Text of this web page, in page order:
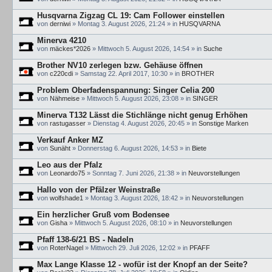
Husqvarna Zigzag CL 19: Cam Follower einstellen
von derniwi » Montag 3. August 2026, 21:24 » in HUSQVARNA
Minerva 4210
von mäckes*2026 » Mittwoch 5. August 2026, 14:54 » in Suche
Brother NV10 zerlegen bzw. Gehäuse öffnen
von c220cdi » Samstag 22. April 2017, 10:30 » in BROTHER
Problem Oberfadenspannung: Singer Celia 200
von Nähmeise » Mittwoch 5. August 2026, 23:08 » in SINGER
Minerva T132 Lässt die Stichlänge nicht genug Erhöhen
von rastugasser » Dienstag 4. August 2026, 20:45 » in Sonstige Marken
Verkauf Anker MZ
von Sunäht » Donnerstag 6. August 2026, 14:53 » in Biete
Leo aus der Pfalz
von Leonardo75 » Sonntag 7. Juni 2026, 21:38 » in Neuvorstellungen
Hallo von der Pfälzer Weinstraße
von wolfshade1 » Montag 3. August 2026, 18:42 » in Neuvorstellungen
Ein herzlicher Gruß vom Bodensee
von Gisha » Mittwoch 5. August 2026, 08:10 » in Neuvorstellungen
Pfaff 138-6/21 BS - Nadeln
von RoterNagel » Mittwoch 29. Juli 2026, 12:02 » in PFAFF
Max Lange Klasse 12 - wofür ist der Knopf an der Seite?